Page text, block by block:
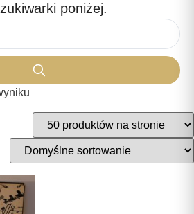
poniżej.